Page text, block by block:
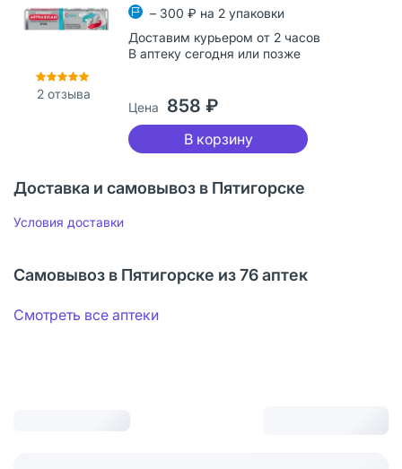
2 отзыва
– 300 ₽ на 2 упаковки
Доставим курьером от 2 часов
В аптеку сегодня или позже
Цена 858 ₽
В корзину
Доставка и самовывоз в Пятигорске
Условия доставки
Самовывоз в Пятигорске из 76 аптек
Смотреть все аптеки